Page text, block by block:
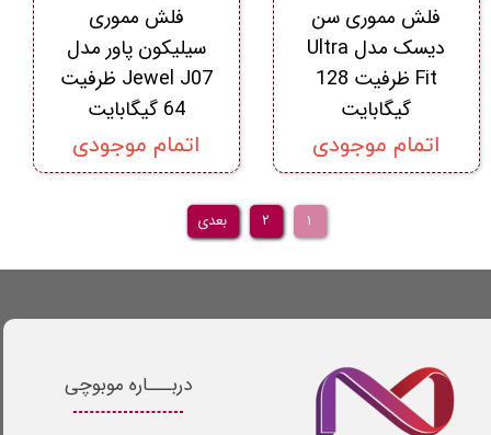
فلش مموری سن
دیسک مدل Ultra
Fit ظرفیت 128
گیگابایت
اتمام موجودی
فلش مموری
سیلیکون پاور مدل
Jewel J07 ظرفیت
64 گیگابایت
اتمام موجودی
۱ ۲ بعدی
دربـــاره موبوچی